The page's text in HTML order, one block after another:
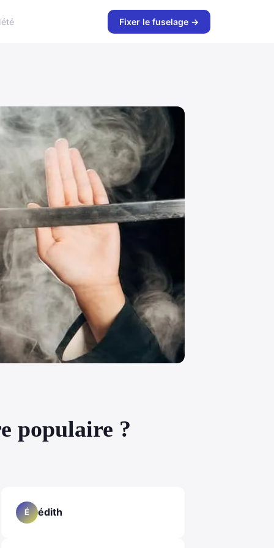
Fixer le fuselage →
populaire ?
É édith